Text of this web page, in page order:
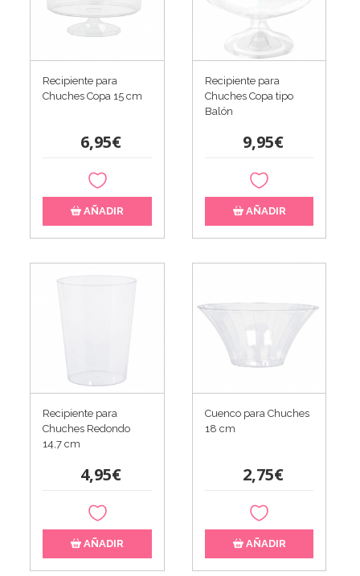
Recipiente para
Chuches Copa 15 cm
6,95€
AÑADIR
Recipiente para
Chuches Copa tipo
Balón
9,95€
AÑADIR
Recipiente para
Chuches Redondo
14,7 cm
4,95€
AÑADIR
Cuenco para Chuches
18 cm
2,75€
AÑADIR